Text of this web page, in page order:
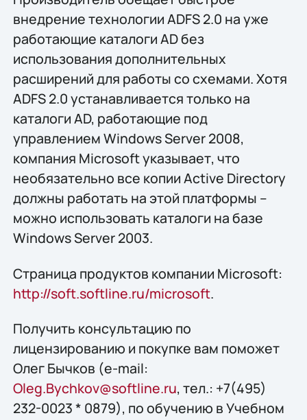
внедрение технологии ADFS 2.0 на уже
работающие каталоги AD без
использования дополнительных
расширений для работы со схемами. Хотя
ADFS 2.0 устанавливается только на
каталоги AD, работающие под
управлением Windows Server 2008,
компания Microsoft указывает, что
необязательно все копии Active Directory
должны работать на этой платформы –
можно использовать каталоги на базе
Windows Server 2003.
Страница продуктов компании Microsoft:
http://soft.softline.ru/microsoft.
Получить конcультацию по
лицензированию и покупке вам поможет
Олег Бычков (e-mail:
Oleg.Bychkov@softline.ru, тел.: +7(495)
232-0023 * 0879), по обучению в Учебном